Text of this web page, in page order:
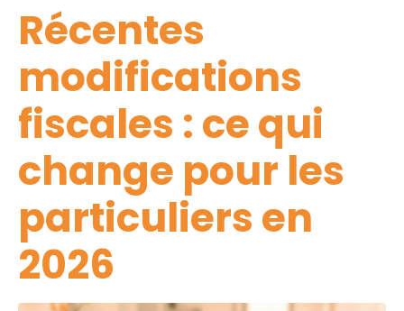
Récentes
modifications
fiscales : ce qui
change pour les
particuliers en
2026